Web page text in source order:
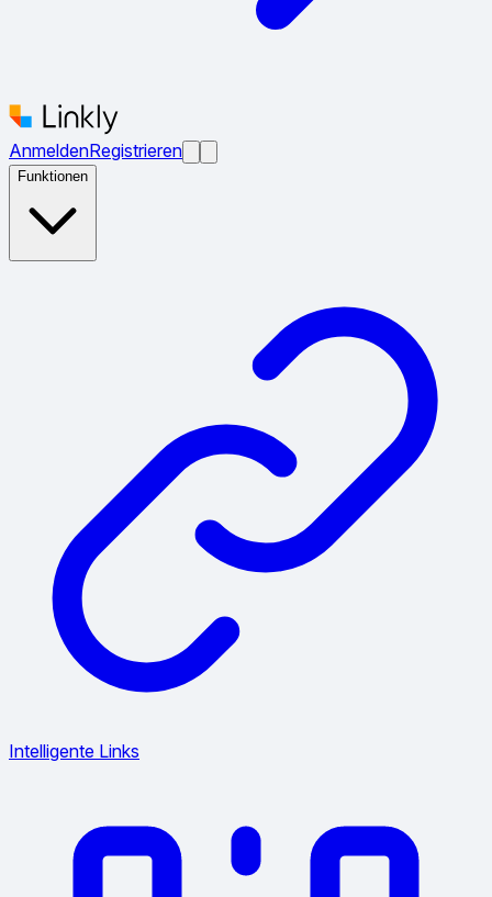
AnmeldenRegistrieren
Funktionen
Intelligente Links